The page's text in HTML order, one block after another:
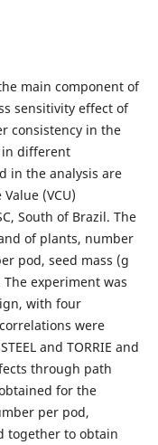
main component of
sensitivity effect of
consistency in the
in different
in the analysis are
(VCU)
South of Brazil. The
of plants, number
pod, seed mass (g
The experiment was
with four
were
and TORRIE and
through path
for the
per pod,
together to obtain